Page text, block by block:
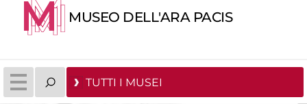
MUSEO DELL'ARA PACIS
TUTTI I MUSEI